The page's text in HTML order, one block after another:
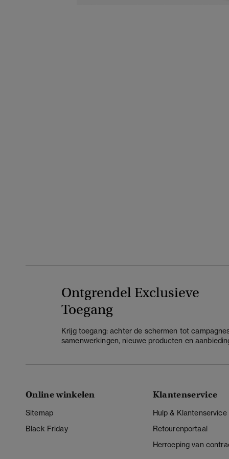
Ontgrendel Exclusieve
Toegang
Krijg toegang: achter de schermen tot
samenwerkingen, nieuwe producten en
Online winkelen
Sitemap
Black Friday
Klantenservice
Hulp & Klantenservice
Retourenportaal
Herroeping van